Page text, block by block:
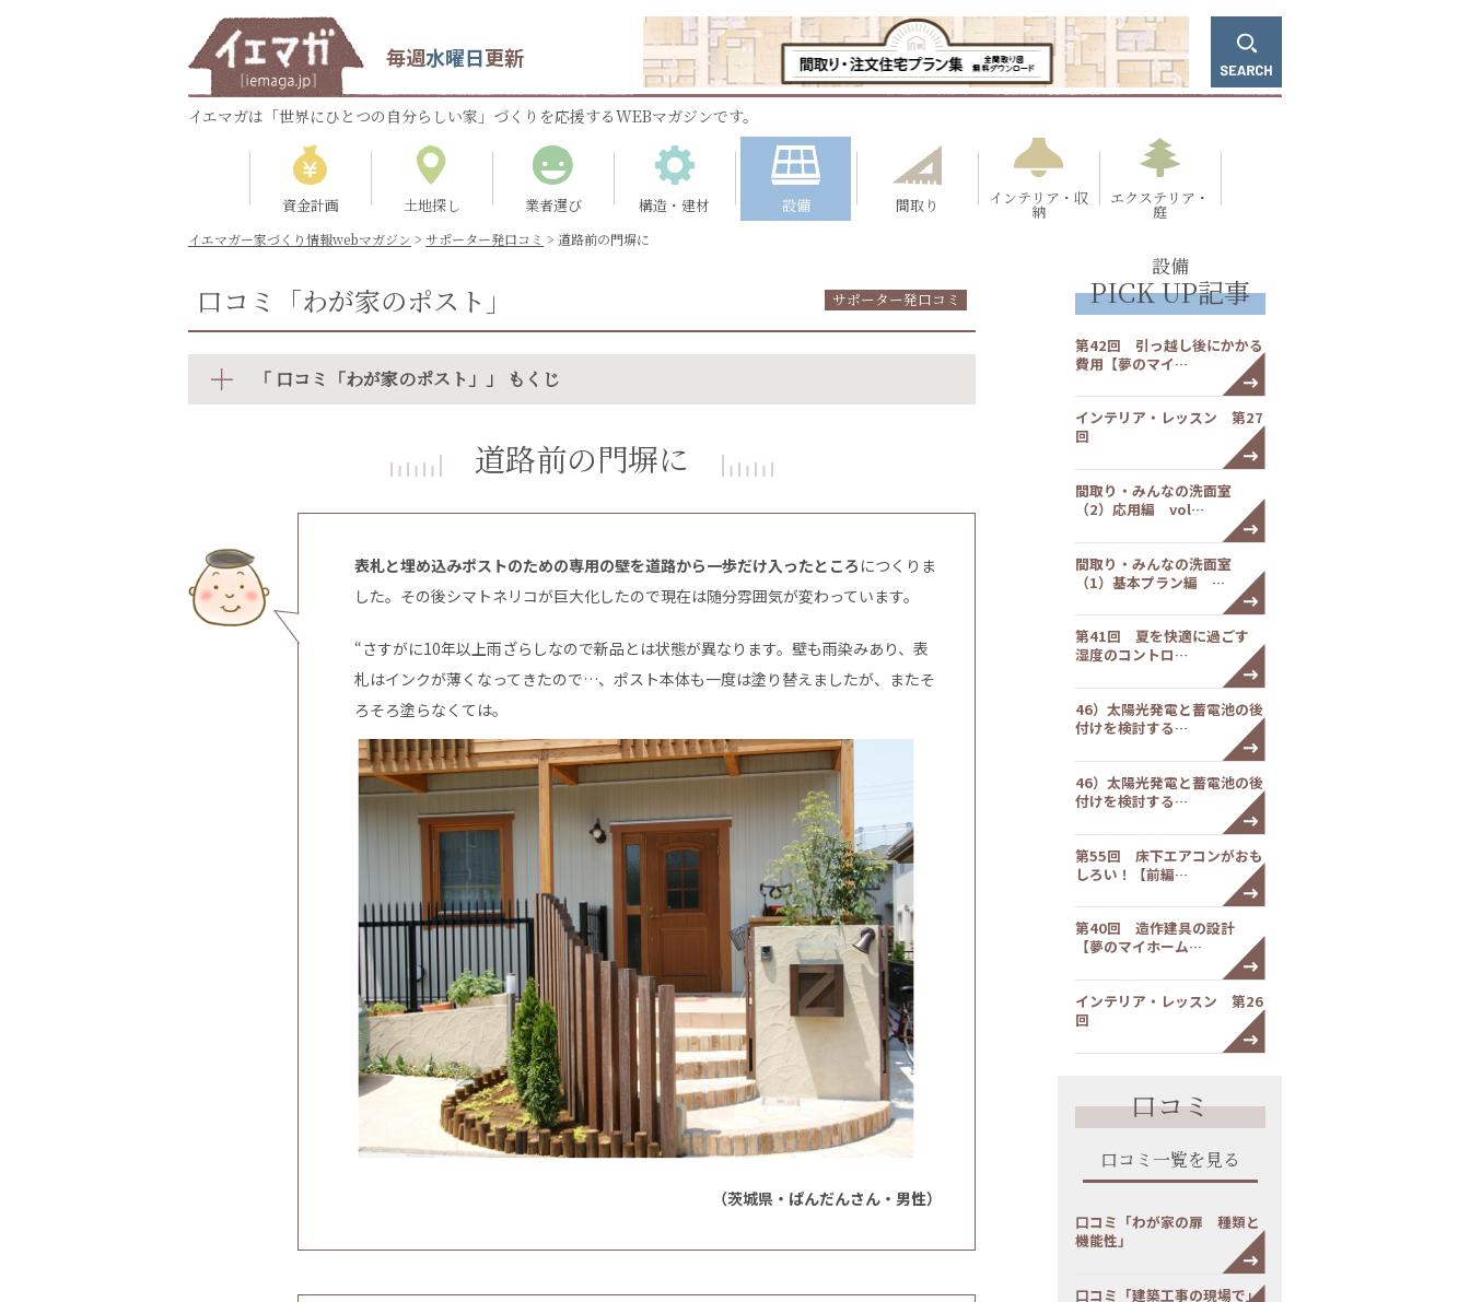
毎週水曜日更新
イエマガは「世界にひとつの自分らしい家」づくりを応援するWEBマガジンです。
資金計画 土地探し 業者選び 構造・建材 設備 間取り インテリア・収
納
エクステリア・
庭
イエマガー家づくり情報webマガジン > サポーター発口コミ > 道路前の門塀に
口コミ「わが家のポスト」 サポーター発口コミ
「 口コミ「わが家のポスト」」 もくじ
道路前の門塀に
表札と埋め込みポストのための専用の壁を道路から一歩だけ入ったところ につくりま
した。その後シマトネリコが巨大化したので現在は随分雰囲気が変わっています。
“さすがに10年以上雨ざらしなので新品とは状態が異なります。壁も雨染みあり、表
札はインクが薄くなってきたので…、ポスト本体も一度は塗り替えましたが、またそ
ろそろ塗らなくては。
（茨城県・ぱんだんさん・男性）
設備
PICK UP記事
第42回 引っ越し後にかかる
費用【夢のマイ…
インテリア・レッスン 第27
回
間取り・みんなの洗面室
（2）応用編 vol…
間取り・みんなの洗面室
（1）基本プラン編 …
第41回 夏を快適に過ごす
湿度のコントロ…
46）太陽光発電と蓄電池の後
付けを検討する…
46）太陽光発電と蓄電池の後
付けを検討する…
第55回 床下エアコンがおも
しろい！【前編…
第40回 造作建具の設計
【夢のマイホーム…
インテリア・レッスン 第26
回
口コミ
口コミ一覧を見る
口コミ「わが家の扉 種類と
機能性」
口コミ「建築工事の現場で」